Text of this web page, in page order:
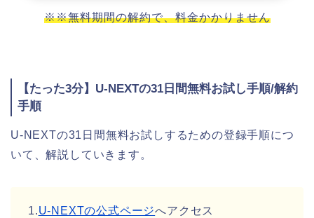
※※無料期間の解約で、料金かかりません
【たった3分】U-NEXTの31日間無料お試し手順/解約
手順
U-NEXTの31日間無料お試しするための登録手順につ
いて、解説していきます。
1.U-NEXTの公式ページへアクセス